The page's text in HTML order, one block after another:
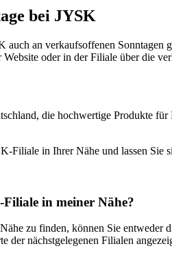
bei JYSK
auch an verkaufsoffenen
oder in der Filiale über die
die hochwertige Produkte
Filiale in Ihrer Nähe und lassen
in meiner Nähe?
zu finden, können Sie entweder
der nächstgelegenen Filialen